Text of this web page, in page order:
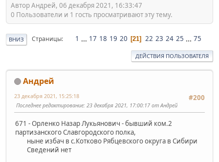
Автор Андрей, 06 декабря 2021, 16:33:47
0 Пользователи и 1 гость просматривают эту тему.
ВНИЗ Страницы 1 ... 17 18 19 20 21 22 23 24 25 ... 75
ДЕЙСТВИЯ ПОЛЬЗОВАТЕЛЯ
Андрей
#200
23 декабря 2021, 15:25:18
Последнее редактирование: 23 декабря 2021, 17:00:17 от Андрей
671 - Орленко Назар Лукьянович - бывший ком.2
партизанского Славгородского полка,
ныне избач в с.Котково Рябцевского округа в Сибири
Сведений нет